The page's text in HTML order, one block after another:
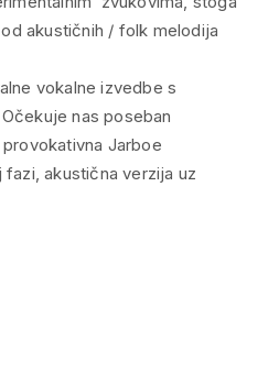
akustičnih / folk melodija
vokalne izvedbe s
nas poseban
Jarboe
akustična verzija uz